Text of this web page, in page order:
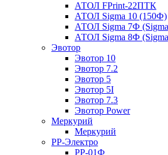
АТОЛ FPrint-22ПТК
АТОЛ Sigma 10 (150Ф)
АТОЛ Sigma 7Ф
АТОЛ Sigma 8Ф
Эвотор
Эвотор 10
Эвотор 7.2
Эвотор 5
Эвотор 5I
Эвотор 7.3
Эвотор Power
Меркурий
Меркурий
РР-Электро
РР-01Ф